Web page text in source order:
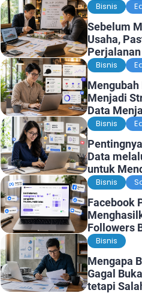
Bisnis
Sebelum
Usaha,
Bisnis
Menjadi
Data
Berharga
Bisnis
Data
untuk
Penelitian
Bisnis
Facebook
Followers
Faktanya
Bisnis
Mengapa
Gagal
tetapi